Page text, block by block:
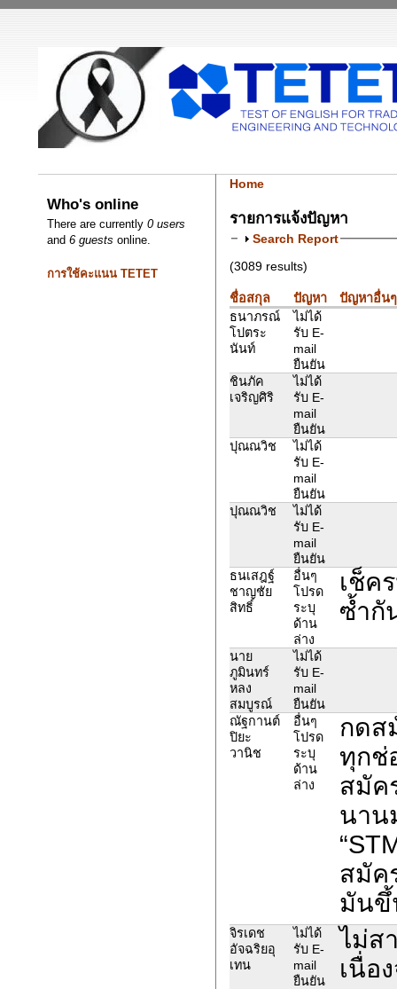
Who's online
There are currently0 users
and6 guests online.
การใช้คะแนน TETET
Home
รายการแจ้งปัญหา
Search Report
(3089 results)
ชื่อสกุล ปัญหา
ปัญหาอื่น
ธนาภรณ์
โปตระ
นันท์
ไม่ได้
รับ E-
mail
ยืนยัน
ชินภัค
เจริญศิริ
ไม่ได้
รับ E-
mail
ยืนยัน
ปุณณวิช
ไม่ได้
รับ E-
mail
ยืนยัน
ปุณณวิช
ไม่ได้
รับ E-
mail
ยืนยัน
ธนเสฎฐ์
ชาญชัย
สิทธิ์
อื่นๆ
โปรด
ระบุ
ด้าน
ล่าง
เช็ค
ซ้ำกั
นาย
ภูมินทร์
หลง
สมบูรณ์
ไม่ได้
รับ E-
mail
ยืนยัน
ณัฐกานต์
ปิยะ
วานิช
อื่นๆ
โปรด
ระบุ
ด้าน
ล่าง
กดส
ทุกช่
สมัค
นาน
สมัค
มันขึ้
จิรเดช
อัจฉริยอุ
เทน
ไม่ได้
รับ E-
mail
ยืนยัน
ไม่ส
เนื่อ